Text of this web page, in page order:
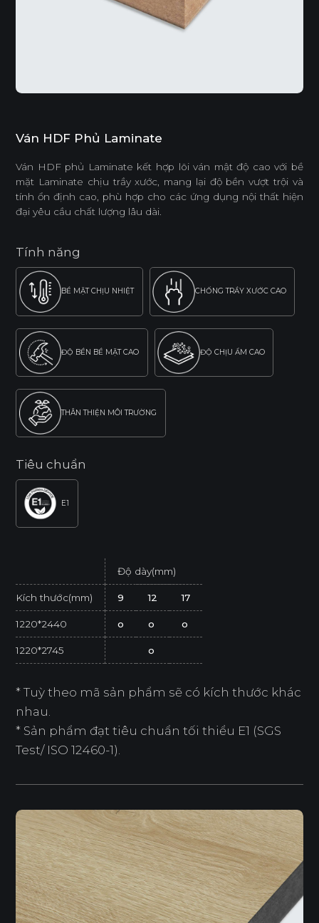
Ván HDF Phủ Laminate
Ván HDF phủ Laminate kết hợp lõi ván mật độ cao với bề
mặt Laminate chịu trầy xước, mang lại độ bền vượt trội và
tính ổn định cao, phù hợp cho các ứng dụng nội thất hiện
đại yêu cầu chất lượng lâu dài.
Tính năng
BỀ MẶT CHỊU NHIỆT CHỐNG TRẦY XƯỚC CAO
ĐỘ BỀN BỀ MẶT CAO ĐỘ CHỊU ẨM CAO
THÂN THIỆN MÔI TRƯỜNG
Tiêu chuẩn
E1
Độ dày(mm)
Kích thước(mm) 9 12 17
1220*2440 o o o
1220*2745 o
* Tuỳ theo mã sản phẩm sẽ có kích thước khác
nhau.
* Sản phẩm đạt tiêu chuẩn tối thiểu E1 (SGS
Test/ ISO 12460-1).